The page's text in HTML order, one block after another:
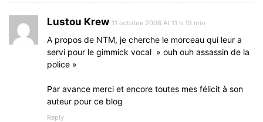
Lustou Krew 11 octobre 2008 At 11 h 19 min
A propos de NTM, je cherche le morceau qui leur a
servi pour le gimmick vocal » ouh ouh assassin de la
police »
Par avance merci et encore toutes mes félicit à son
auteur pour ce blog
Reply